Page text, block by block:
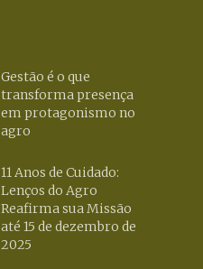
Gestão é o que
transforma presença
em protagonismo no
agro
11 Anos de Cuidado:
Lenços do Agro
Reafirma sua Missão
até 15 de dezembro de
2025